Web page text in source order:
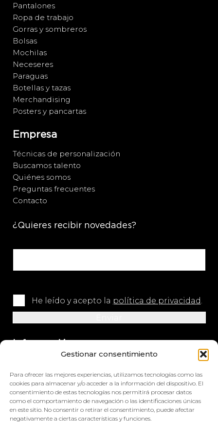
Gestionar consentimiento
Para ofrecer las mejores experiencias, utilizamos tecnologías como las
cookies para almacenar y/o acceder a la información del dispositivo. El
consentimiento de estas tecnologías nos permitirá procesar datos
como el comportamiento de navegación o las identificaciones únicas
en este sitio. No consentir o retirar el consentimiento, puede afectar
negativamente a ciertas características y funciones.
Pantalones
Ropa de trabajo
Gorras y sombreros
Bolsas
Mochilas
Neceseres
Paraguas
Botellas y tazas
Merchandising
Posters y pancartas
Empresa
Técnicas de personalización
Buscamos talento
Quiénes somos
Preguntas frecuentes
Contacto
¿Quieres recibir novedades?
He leído y acepto la política de privacidad.
Información
info@impretex.com
Síguenos en redes sociales